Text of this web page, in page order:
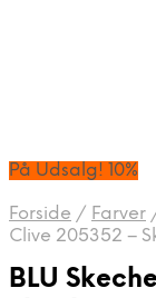
På Udsalg! 10%
Forside / Farver
Clive 205352 –
BLU